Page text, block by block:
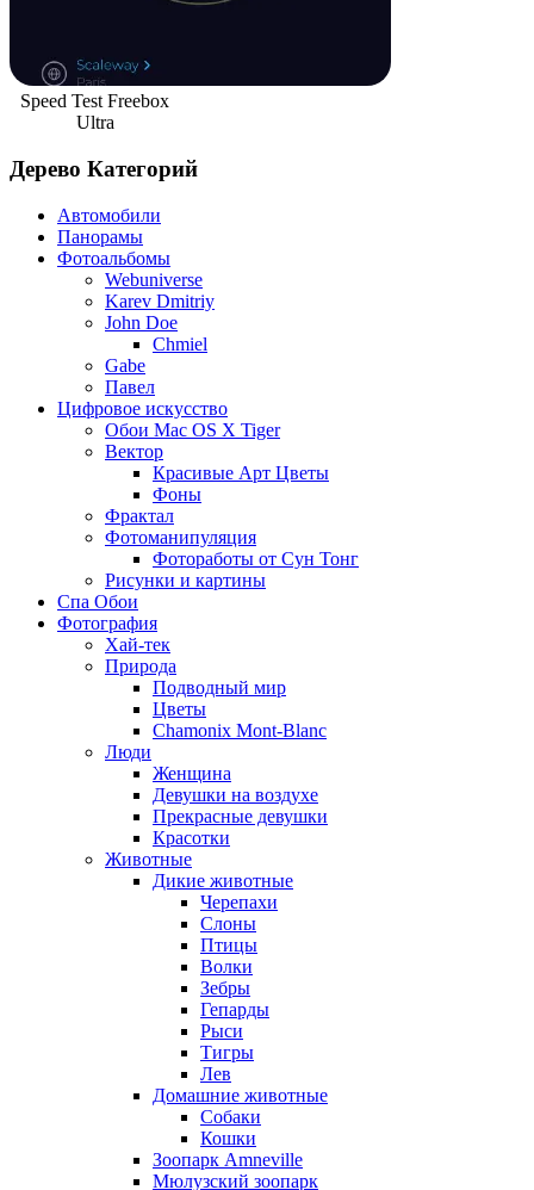
Speed Test Freebox
Ultra
Дерево Категорий
Автомобили
Панорамы
Фотоальбомы
Webuniverse
Karev Dmitriy
John Doe
Chmiel
Gabe
Павел
Цифровое искусство
Обои Mac OS X Tiger
Вектор
Красивые Арт Цветы
Фоны
Фрактал
Фотоманипуляция
Фотоработы от Сун Тонг
Рисунки и картины
Спа Обои
Фотография
Хай-тек
Природа
Подводный мир
Цветы
Chamonix Mont-Blanc
Люди
Женщина
Девушки на воздухе
Прекрасные девушки
Красотки
Животные
Дикие животные
Черепахи
Слоны
Птицы
Волки
Зебры
Гепарды
Рыси
Тигры
Лев
Домашние животные
Собаки
Кошки
Зоопарк Amneville
Мюлузский зоопарк